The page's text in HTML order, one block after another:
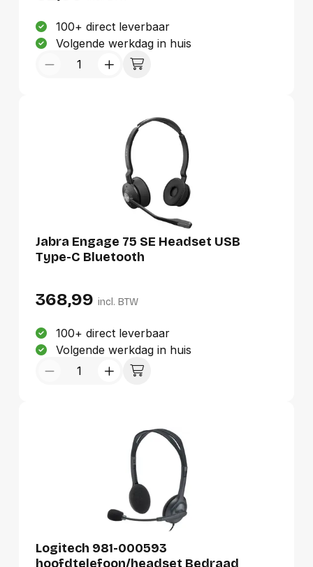
100+ direct leverbaar
Volgende werkdag in huis
Jabra Engage 75 SE Headset USB
Type-C Bluetooth
368,99 incl. BTW
100+ direct leverbaar
Volgende werkdag in huis
Logitech 981-000593
hoofdtelefoon/headset Bedraad